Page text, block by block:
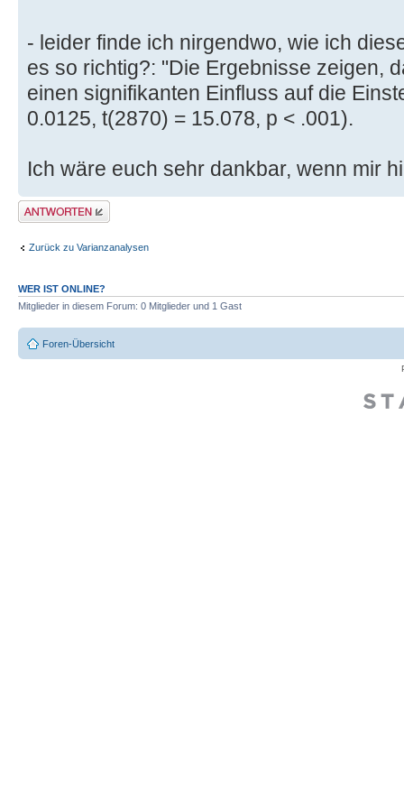
- leider finde ich nirgendwo, wie ich
es so richtig?: "Die Ergebnisse zeigen,
einen signifikanten Einfluss auf die
0.0125, t(2870) = 15.078, p < .001).
Ich wäre euch sehr dankbar, wenn mir
Antwort erstellen
Zurück zu Varianzanalysen
WER IST ONLINE?
Mitglieder in diesem Forum: 0 Mitglieder und 1 Gast
Foren-Übersicht